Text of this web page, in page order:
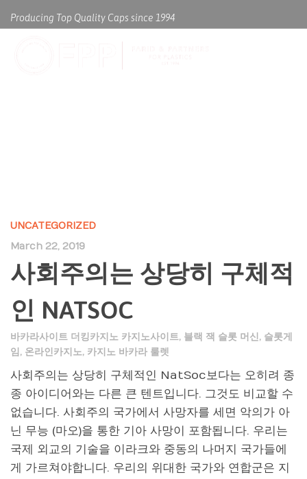
Producing Top Quality Caps since 1994
UNCATEGORIZED
March 22, 2019
사회주의는 상당히 구체적
인 NATSOC
바카라사이트 더킹카지노 카지노사이트, 블랙 잭 슬롯 머신, 슬롯게
임 , 온라인카지노, 카지노 바카라 룰렛
사회주의는 상당히 구체적인 NatSoc보다는 오히려 종
종 아이디어와는 다른 큰 텐트입니다. 그것도 비교할 수
없습니다. 사회주의 국가에서 사망자를 세면 악의가 아
닌 무능 (마오)을 통한 기아 사망이 포함됩니다. 우리는
국제 외교의 기술을 이라크와 중동의 나머지 국가들에
게 가르쳐야합니다. 우리의 위대한 국가와 연합군은 지